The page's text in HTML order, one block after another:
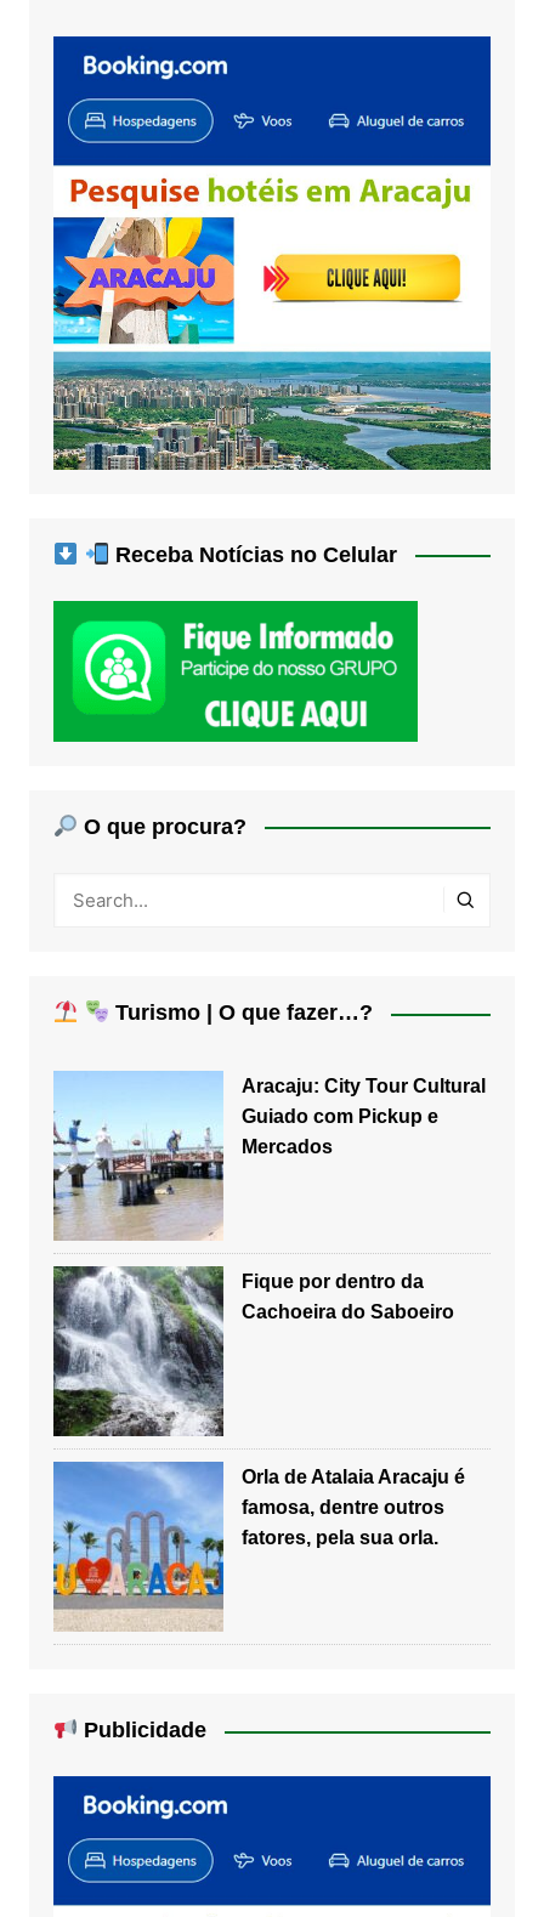
Receba Notícias no Celular
O que procura?
Turismo | O que fazer…?
Aracaju: City Tour Cultural
Guiado com Pickup e
Mercados
Fique por dentro da
Cachoeira do Saboeiro
Orla de Atalaia Aracaju é
famosa, dentre outros
fatores, pela sua orla.
Publicidade